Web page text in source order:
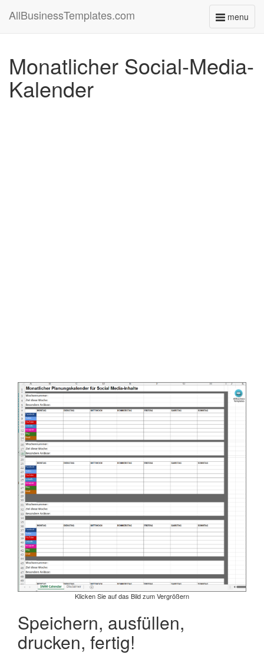
menu
Toggle
AllBusinessTemplates.com
Monatlicher Social-Media-
Kalender
Klicken Sie auf das Bild zum Vergrößern
Speichern, ausfüllen,
drucken, fertig!